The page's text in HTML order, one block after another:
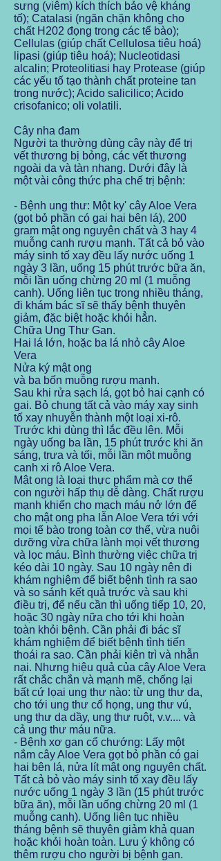
sưng (viêm) kích thích bảo vệ kháng
tố); Catalasi (ngăn chặn không cho
chất H202 đọng trong các tế bào);
Cellulas (giúp chất Cellulosa tiêu hoá)
lipasi (giúp tiêu hoá); Nucleotidasi
alcalin; Proteolitiasi hay Protease (giúp
các yếu tố tạo thành chất proteine tan
trong nước); Acido salicilico; Acido
crisofanico; oli volatili.
Cây nha đam
Người ta thường dùng cây này để trị
vết thương bị bỏng, các vết thương
ngoài da và tàn nhang. Dưới đây là
một vài công thức pha chế trị bệnh:
- Bệnh ung thư: Một ky' cây Aloe Vera
(gọt bỏ phần có gai hai bên lá), 200
gram mật ong nguyên chất và 3 hay 4
muỗng canh rượu mạnh. Tất cả bỏ vào
máy sinh tố xay đều lấy nước uống 1
ngày 3 lần, uống 15 phút trước bữa ăn,
mỗi lần uống chừng 20 ml (1 muỗng
canh). Uống liên tục trong nhiều tháng,
đi khám bác sĩ sẽ thấy bệnh thuyên
giảm, đặc biệt hoặc khỏi hẳn.
Chữa Ung Thư Gan.
Hai lá lớn, hoặc ba lá nhỏ cây Aloe
Vera
Nửa ký mật ong
và ba bốn muỗng rượu mạnh.
Sau khi rửa sạch lá, gọt bỏ hai cạnh có
gai. Bỏ chung tất cả vào máy xay sinh
tố xay nhuyễn thành một loại xi-rô.
Trước khi dùng thì lắc đều lên. Mỗi
ngày uống ba lần, 15 phút trước khi ăn
sáng, trưa và tối, mỗi lần một muỗng
canh xi rô Aloe Vera.
Mật ong là loại thực phẩm mà cơ thể
con người hấp thụ dễ dàng. Chất rượu
mạnh khiến cho mạch máu nở lớn để
cho mật ong pha lẫn Aloe Vera tới với
mọi tế bào trong toàn cơ thể, vừa nuôi
dưỡng vừa chữa lành mọi vết thương
và lọc máu. Bình thường việc chữa trị
kéo dài 10 ngày. Sau 10 ngày nên đi
khám nghiệm để biết bệnh tình ra sao
và so sánh kết quả trước và sau khi
điều trị, để nếu cần thì uống tiếp 10, 20,
hoặc 30 ngày nữa cho tới khi hoàn
toàn khỏi bệnh. Cần phải đi bác sĩ
khám nghiệm để biết bệnh tình tiến
thoái ra sao. Cần phải kiên trì và nhẫn
nại. Nhưng hiệu quả của cây Aloe Vera
rất chắc chắn và mạnh mẽ, chống lại
bất cứ lọai ung thư nào: từ ung thư da,
cho tới ung thư cổ họng, ung thư vú,
ung thư dạ dầy, ung thư ruột, v.v.... và
cả ung thư máu nữa.
- Bệnh xơ gan cổ chướng: Lấy một
nắm cây Aloe Vera gọt bỏ phần có gai
hai bên lá, nửa lít mật ong nguyên chất.
Tất cả bỏ vào máy sinh tố xay đều lấy
nước uống 1 ngày 3 lần (15 phút trước
bữa ăn), mỗi lần uống chừng 20 ml (1
muỗng canh). Uống liên tục nhiều
tháng bệnh sẽ thuyên giảm khả quan
hoặc khỏi hoàn toàn. Lưu ý không có
thêm rượu cho người bị bệnh gan.